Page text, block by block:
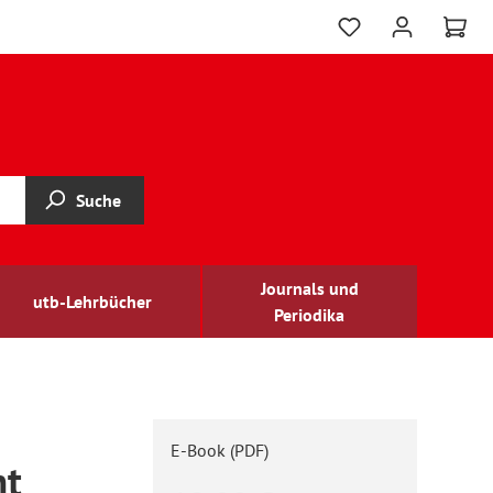
Suche
utb-Lehrbücher
Journals und
Periodika
E-Book (PDF)